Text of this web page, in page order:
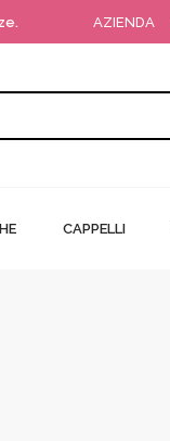
AZIENDA
CAPPELLI